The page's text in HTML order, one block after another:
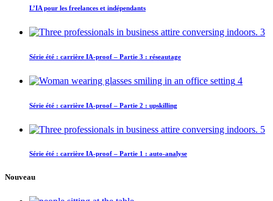
L’IA pour les freelances et indépendants
3
Série été : carrière IA-proof – Partie 3 : réseautage
4
Série été : carrière IA-proof – Partie 2 : upskilling
5
Série été : carrière IA-proof – Partie 1 : auto-analyse
Nouveau